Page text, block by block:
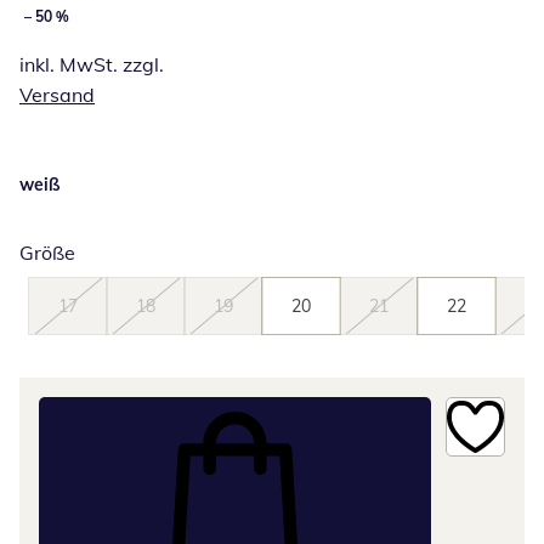
– 50 %
inkl. MwSt. zzgl.
Versand
weiß
Größe
17 18 19 20 21 22